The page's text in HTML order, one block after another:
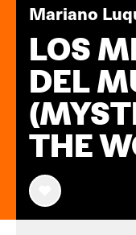
Mariano
LOS
DEL
THE